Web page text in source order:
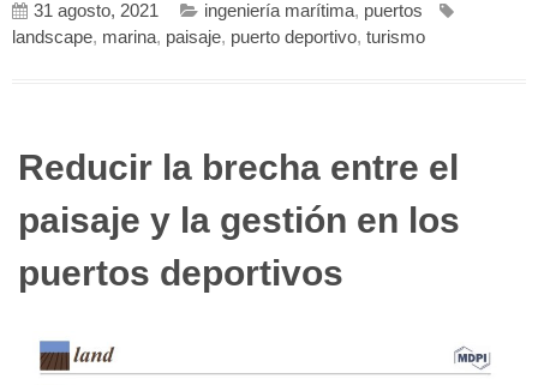
31 agosto, 2021 ingeniería marítima, puertos
landscape, marina, paisaje, puerto deportivo, turismo
Reducir la brecha entre el
paisaje y la gestión en los
puertos deportivos